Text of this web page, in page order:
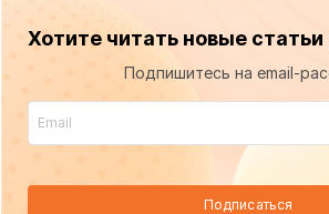
Хотите читать новые
Подпишитесь на email-
Подписаться